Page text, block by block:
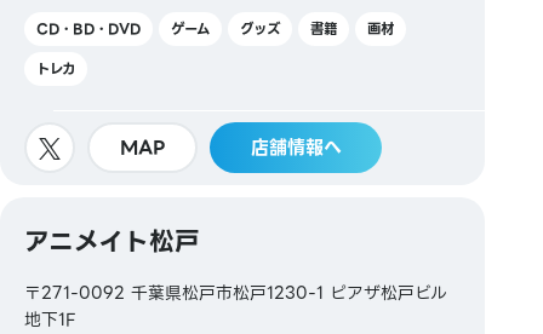
CD・BD・DVD ゲーム グッズ 書籍
画材
トレカ
MAP 店舗情報へ
アニメイト松戸
〒271-0092 千葉県松戸市松戸1230-1 ピアザ松戸ビル
地下1F